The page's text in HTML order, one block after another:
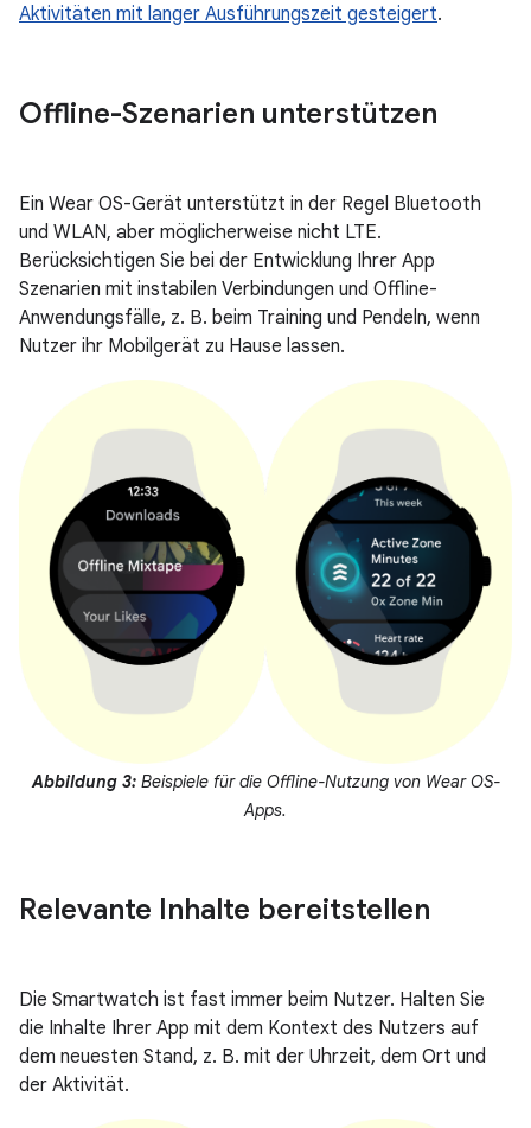
Aktivitäten mit langer Ausführungszeit gesteigert.
Offline-Szenarien unterstützen
Ein Wear OS-Gerät unterstützt in der Regel Bluetooth
und WLAN, aber möglicherweise nicht LTE.
Berücksichtigen Sie bei der Entwicklung Ihrer App
Szenarien mit instabilen Verbindungen und Offline-
Anwendungsfälle, z. B. beim Training und Pendeln, wenn
Nutzer ihr Mobilgerät zu Hause lassen.
Abbildung 3:Beispiele für die Offline-Nutzung von Wear OS-
Apps.
Relevante Inhalte bereitstellen
Die Smartwatch ist fast immer beim Nutzer. Halten Sie
die Inhalte Ihrer App mit dem Kontext des Nutzers auf
dem neuesten Stand, z. B. mit der Uhrzeit, dem Ort und
der Aktivität.